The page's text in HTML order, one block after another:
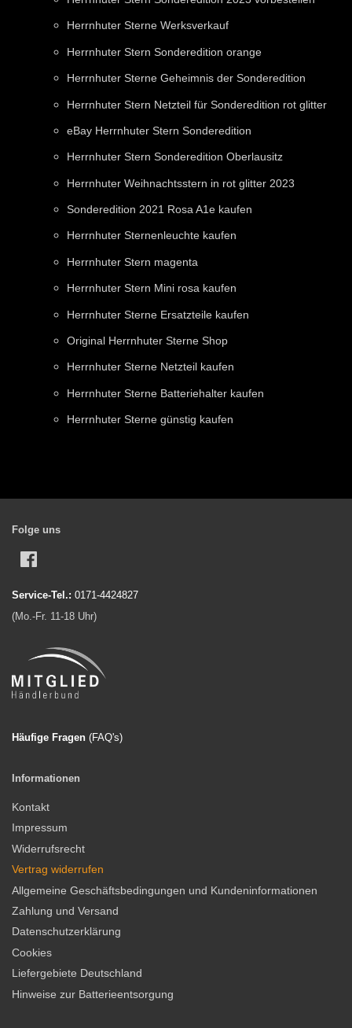
Herrnhuter Sterne Werksverkauf
Herrnhuter Stern Sonderedition orange
Herrnhuter Sterne Geheimnis der Sonderedition
Herrnhuter Stern Netzteil für Sonderedition rot glitter
eBay Herrnhuter Stern Sonderedition
Herrnhuter Stern Sonderedition Oberlausitz
Herrnhuter Weihnachtsstern in rot glitter 2023
Sonderedition 2021 Rosa A1e kaufen
Herrnhuter Sternenleuchte kaufen
Herrnhuter Stern magenta
Herrnhuter Stern Mini rosa kaufen
Herrnhuter Sterne Ersatzteile kaufen
Original Herrnhuter Sterne Shop
Herrnhuter Sterne Netzteil kaufen
Herrnhuter Sterne Batteriehalter kaufen
Herrnhuter Sterne günstig kaufen
Folge uns
Service-Tel.: 0171-4424827
(Mo.-Fr. 11-18 Uhr)
Häufige Fragen (FAQ's)
Informationen
Kontakt
Impressum
Widerrufsrecht
Vertrag widerrufen
Allgemeine Geschäftsbedingungen und Kundeninformationen
Zahlung und Versand
Datenschutzerklärung
Cookies
Liefergebiete Deutschland
Hinweise zur Batterieentsorgung